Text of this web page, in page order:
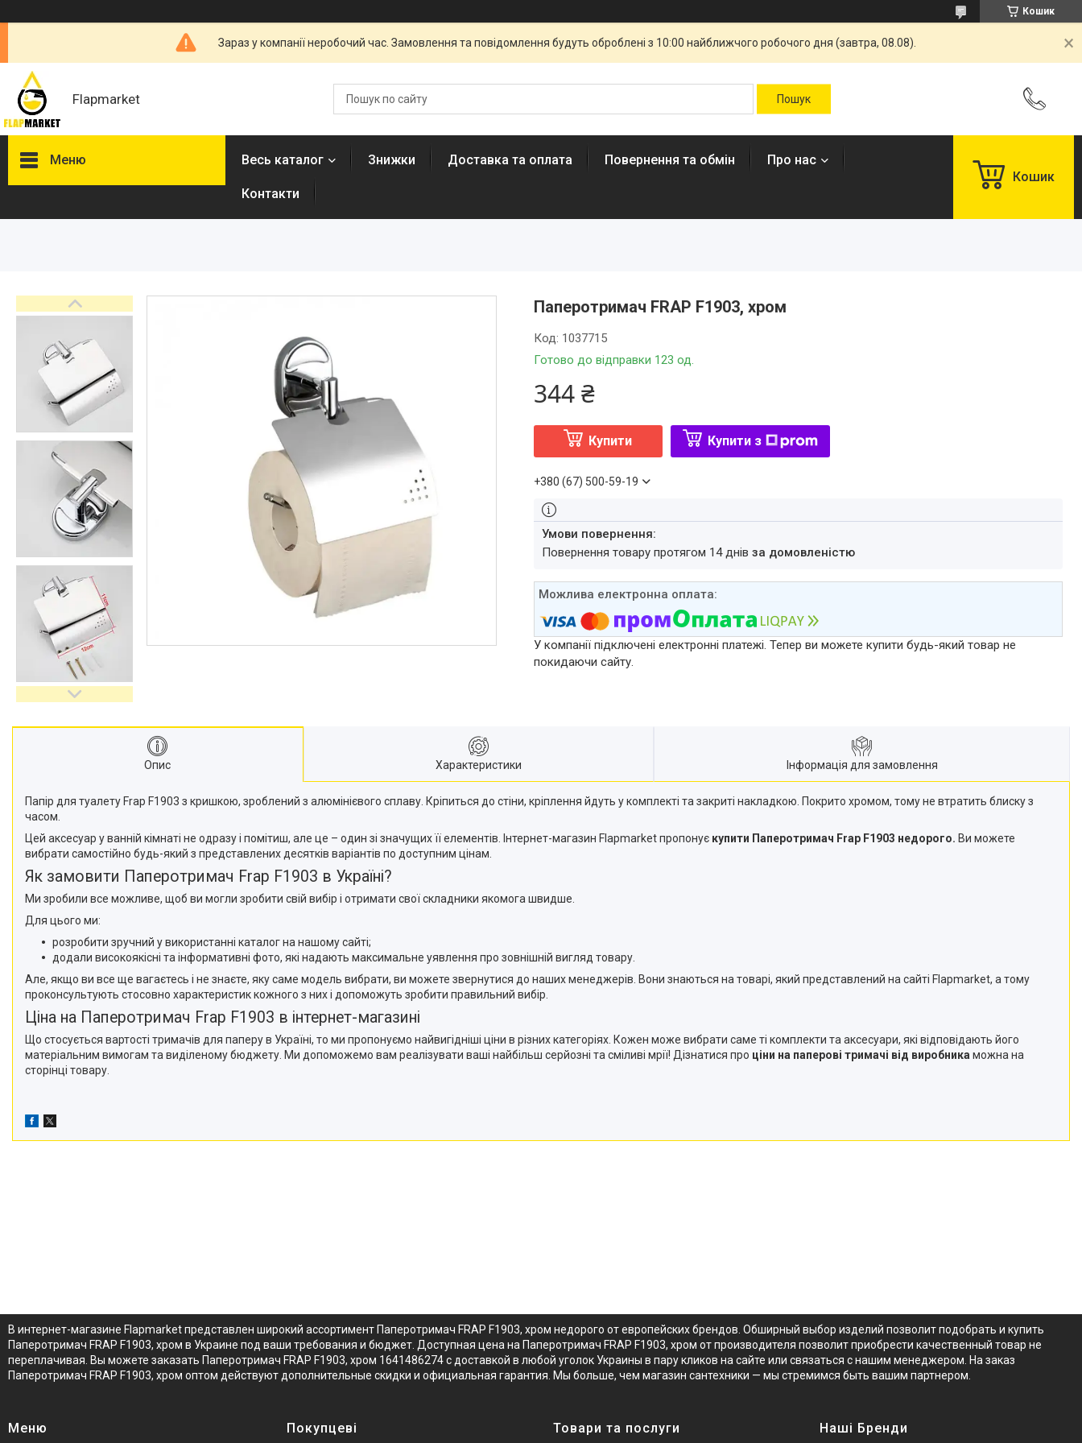
Кошик
Зараз у компанії неробочий час. Замовлення та повідомлення будуть оброблені з 10:00 найближчого робочого дня (завтра, 08.08).
Flapmarket
Меню
Душові трапи, дренажні
Аксесуари для ванної
кімнати
Запчастини та комплектуючі
Гнучкі шланги (підведення)
Кухонні мийки
Рушникосушарки
Матеріали для влаштування
теплої підлоги
Запірно-регулююча
арматура
Фільтри для води
Насосне обладнання
Інструмент
Пакувальні сантехнічні
Весь каталог Знижки Доставка та оплата Повернення та обмін Про нас
Контакти
Кошик
Паперотримач FRAP F1903, хром
Готово до відправки 123 од.
Код: 1037715
344 ₴
Купити Купити з
+380 (67) 500-59-19
повернення товару протягом 14 днів за домовленістю
У компанії підключені електронні платежі. Тепер ви можете купити будь-який товар не
покидаючи сайту.
Опис Характеристики Інформація для замовлення
Папір для туалету Frap F1903 з кришкою, зроблений з алюмінієвого сплаву. Кріпиться до стіни, кріплення йдуть у комплекті та закриті накладкою. Покрито хромом, тому не втратить блиску з
часом.
Цей аксесуар у ванній кімнаті не одразу і помітиш, але це – один зі значущих її елементів. Інтернет-магазин Flapmarket пропонує купити Паперотримач Frap F1903 недорого. Ви можете
вибрати самостійно будь-який з представлених десятків варіантів по доступним цінам.
Як замовити Паперотримач Frap F1903 в Україні?
Ми зробили все можливе, щоб ви могли зробити свій вибір і отримати свої складники якомога швидше.
Для цього ми:
розробити зручний у використанні каталог на нашому сайті;
додали високоякісні та інформативні фото, які надають максимальне уявлення про зовнішній вигляд товару.
Але, якщо ви все ще вагаєтесь і не знаєте, яку саме модель вибрати, ви можете звернутися до наших менеджерів. Вони знаються на товарі, який представлений на сайті Flapmarket, а тому
проконсультують стосовно характеристик кожного з них і допоможуть зробити правильний вибір.
Ціна на Паперотримач Frap F1903 в інтернет-магазині
Що стосується вартості тримачів для паперу в Україні, то ми пропонуємо найвигідніші ціни в різних категоріях. Кожен може вибрати саме ті комплекти та аксесуари, які відповідають його
матеріальним вимогам та виділеному бюджету. Ми допоможемо вам реалізувати ваші найбільш серйозні та сміливі мрії! Дізнатися про ціни на паперові тримачі від виробника можна на
сторінці товару.
В интернет-магазине Flapmarket представлен широкий ассортимент Паперотримач FRAP F1903, хром недорого от европейских брендов. Обширный выбор изделий позволит подобрать и купить
Паперотримач FRAP F1903, хром в Украине под ваши требования и бюджет. Доступная цена на Паперотримач FRAP F1903, хром от производителя позволит приобрести качественный товар не
переплачивая. Вы можете заказать Паперотримач FRAP F1903, хром 1641486274 с доставкой в любой уголок Украины в пару кликов на сайте или связаться с нашим менеджером. На заказ
Паперотримач FRAP F1903, хром оптом действуют дополнительные скидки и официальная гарантия. Мы больше, чем магазин сантехники — мы стремимся быть вашим партнером.
Меню Покупцеві Товари та послуги Наші Бренди